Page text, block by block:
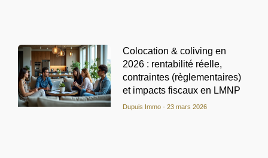
Colocation & coliving en
2026 : rentabilité réelle,
contraintes (règlementaires)
et impacts fiscaux en LMNP
Dupuis Immo 23 mars 2026